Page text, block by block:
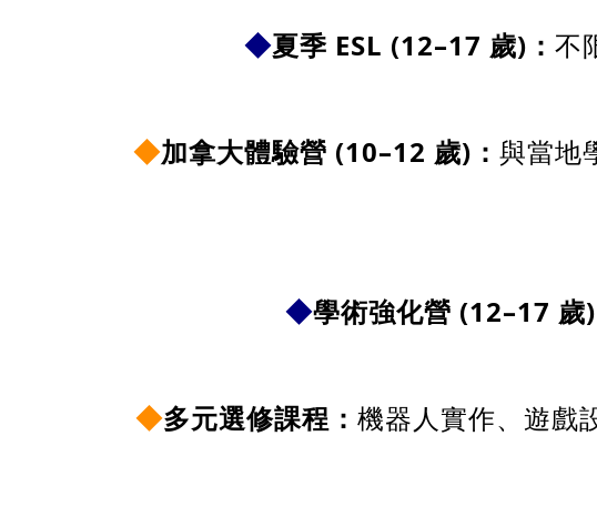
◆夏季 ESL (12–17 歲) ： 不
◆加拿大體驗營 (10–12 歲) ： 與當地
◆學術強化營 (12–17 歲)
◆多元選修課程： 機器人實作、遊戲